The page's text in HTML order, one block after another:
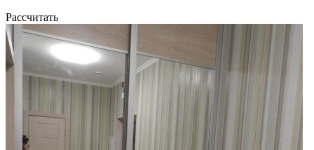
Рассчитать